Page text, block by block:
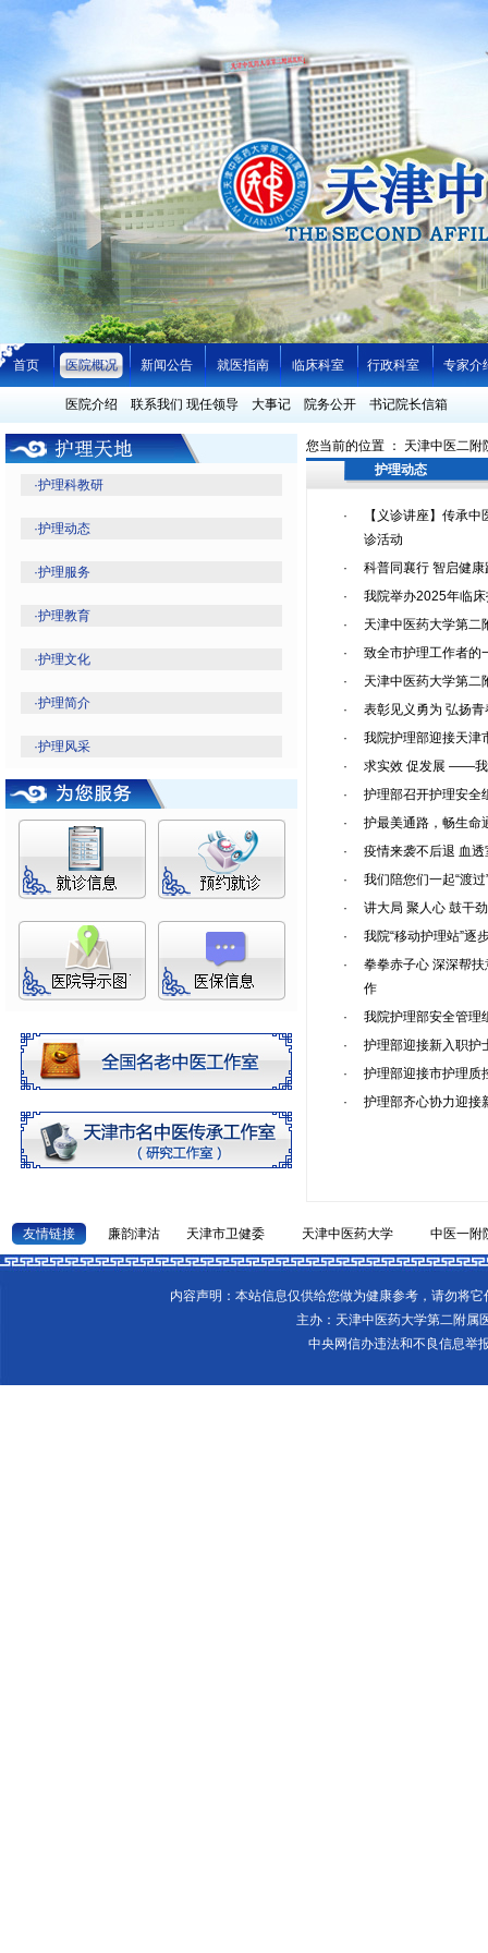
首页 医院概况 新闻公告 就医指南 临床科室 行政科室 专家介
医院介绍 联系我们 现任领导 大事记 院务公开 书记院长信箱
·护理科教研
·护理动态
·护理服务
·护理教育
·护理文化
·护理简介
·护理风采
您当前的位置 ： 天津中医二附
护理动态
·
【义诊讲座】传承
诊活动
·
科普同襄行 智启健
·
我院举办2025年临床
·
天津中医药大学第二
·
致全市护理工作者的
·
天津中医药大学第二
·
表彰见义勇为 弘扬
·
我院护理部迎接天津
·
求实效 促发展 ——我
·
护理部召开护理安全
·
护最美通路，畅生
·
疫情来袭不后退 血
·
我们陪您们一起“渡
·
讲大局 聚人心 鼓干
·
我院“移动护理站”逐
·
拳拳赤子心 深深帮
作
·
我院护理部安全管理
·
护理部迎接新入职护
·
护理部迎接市护理质
·
护理部齐心协力迎接
友情链接 廉韵津沽 天津市卫健委 天津中医药大学 中医一附
内容声明：本站信息仅供给您做为健康参考，请勿将
主办：天津中医药大学第二附属
中央网信办违法和不良信息举